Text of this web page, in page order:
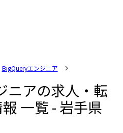
BigQueryエンジニア
ニアの求人・転
一覧 - 岩手県